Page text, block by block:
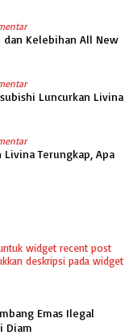
dan Kelebihan All New
Luncurkan Livina
Livina Terungkap, Apa
widget recent post
deskripsi pada widget
Emas Ilegal
Diam